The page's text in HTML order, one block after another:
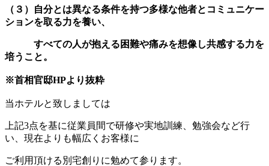
（３）自分とは異なる条件を持つ多様な他者とコミュニケー
ションを取る力を養い、
すべての人が抱える困難や痛みを想像し共感する力を
培うこと。
※首相官邸HPより抜粋
当ホテルと致しましては
上記3点を基に従業員間で研修や実地訓練、勉強会など行
い、現在よりも幅広くお客様に
ご利用頂ける別宅創りに勉めて参ります。